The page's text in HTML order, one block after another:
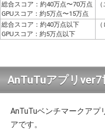
総合スコア：約40万点〜70万点
GPUスコア：約5万点〜15万点
総合スコア：約40万点以下
GPUスコア：約5万点以下
AnTuTuアプリ
AnTuTuベンチマークアプ
アです。